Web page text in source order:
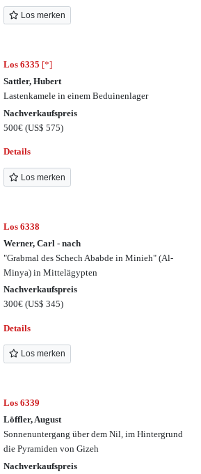
Los merken
Los 6335 [*]
Sattler, Hubert
Lastenkamele in einem Beduinenlager
Nachverkaufspreis
500€(US$ 575)
Details
Los merken
Los 6338
Werner, Carl - nach
"Grabmal des Schech Ababde in Minieh" (Al-
Minya) in Mittelägypten
Nachverkaufspreis
300€(US$ 345)
Details
Los merken
Los 6339
Löffler, August
Sonnenuntergang über dem Nil, im Hintergrund
die Pyramiden von Gizeh
Nachverkaufspreis